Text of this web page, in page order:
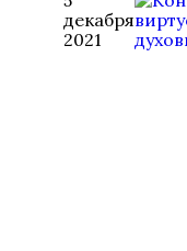
декабря
2021